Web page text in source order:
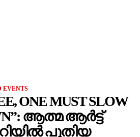
EVENTS
ONE MUST SLOW
ആത്മ ആർട്ട്
പുതിയ